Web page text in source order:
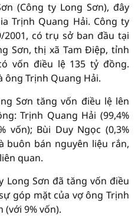
(Công ty Long Sơn), đây
Trịnh Quang Hải. Công ty
có trụ sở ban đầu tại
Sơn, thị xã Tam Điệp, tỉnh
vốn điều lệ 135 tỷ đồng.
ông Trịnh Quang Hải.
Sơn tăng vốn điều lệ lên
Trịnh Quang Hải (99,4%
vốn); Bùi Duy Ngọc (0,3%
buôn bán nguyên liệu rắn,
quan.
Long Sơn đã tăng vốn điều
góp mặt của vợ ông Trịnh
(với 9% vốn).